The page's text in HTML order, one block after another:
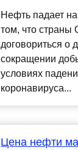
Нефть падает
том, что страны
договориться о
сокращении
условиях
коронавируса...
Цена нефти